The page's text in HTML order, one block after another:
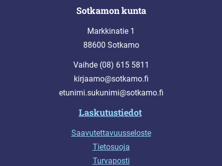
Sotkamon kunta
Markkinatie 1
88600 Sotkamo
Vaihde (08) 615 5811
kirjaamo@sotkamo.fi
etunimi.sukunimi@sotkamo.fi
Laskutustiedot
Saavutettavuusseloste
Tietosuoja
Turvaposti